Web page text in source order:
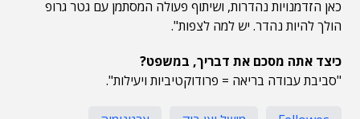
כאן הזדמנויות נהדרות, ושיתוף פעולה המסתמן עם גטר גרופ
הולך להיות נהדר. יש למה לצפות".
כיצד אתה מסכם את דבריך, במשפט?
"סביבת עבודה בריאה = פרודוקטיביות ויעילות".